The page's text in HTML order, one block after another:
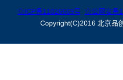
京ICP备11026669号 京公网安备
Copyright(C)2016 北京品